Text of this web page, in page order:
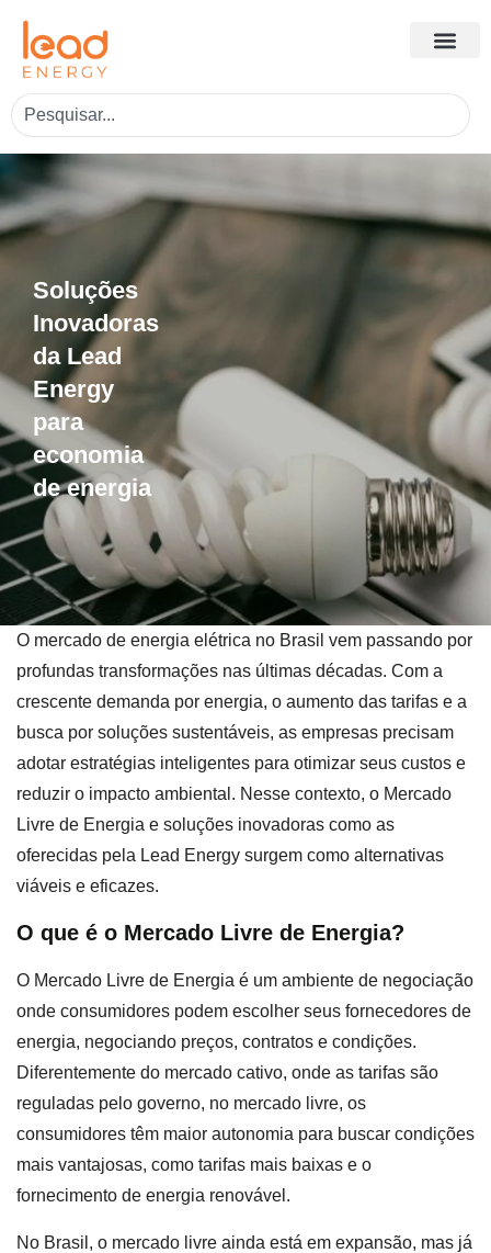
Soluções
Inovadoras
da Lead
Energy
para
economia
de energia
O mercado de energia elétrica no Brasil vem passando por
profundas transformações nas últimas décadas. Com a
crescente demanda por energia, o aumento das tarifas e a
busca por soluções sustentáveis, as empresas precisam
adotar estratégias inteligentes para otimizar seus custos e
reduzir o impacto ambiental. Nesse contexto, o Mercado
Livre de Energia e soluções inovadoras como as
oferecidas pela Lead Energy surgem como alternativas
viáveis e eficazes.
O que é o Mercado Livre de Energia?
O Mercado Livre de Energia é um ambiente de negociação
onde consumidores podem escolher seus fornecedores de
energia, negociando preços, contratos e condições.
Diferentemente do mercado cativo, onde as tarifas são
reguladas pelo governo, no mercado livre, os
consumidores têm maior autonomia para buscar condições
mais vantajosas, como tarifas mais baixas e o
fornecimento de energia renovável.
No Brasil, o mercado livre ainda está em expansão, mas já